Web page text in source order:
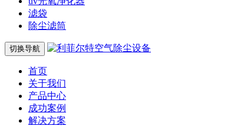
滤袋
除尘滤筒
切换导航
首页
关于我们
产品中心
成功案例
解决方案